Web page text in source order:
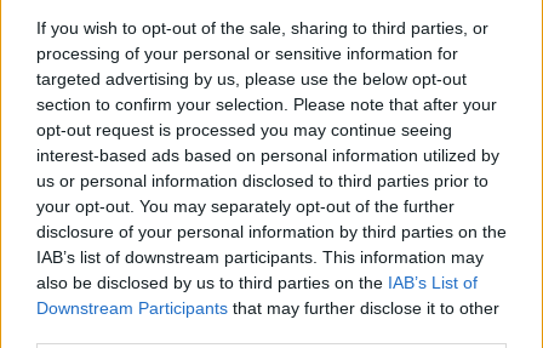
If you wish to opt-out of the sale, sharing to third parties, or
processing of your personal or sensitive information for
targeted advertising by us, please use the below opt-out
section to confirm your selection. Please note that after your
opt-out request is processed you may continue seeing
interest-based ads based on personal information utilized by
us or personal information disclosed to third parties prior to
your opt-out. You may separately opt-out of the further
disclosure of your personal information by third parties on the
IAB’s list of downstream participants. This information may
also be disclosed by us to third parties on the IAB’s List of
Downstream Participants that may further disclose it to other
Ακολουθήστε τοnotospress.grστο Google News και
μάθετε πρώτοιόλες τις ειδήσεις
TAGS: ΑΥΤΟΒΕΛΤΙΩΣΗ